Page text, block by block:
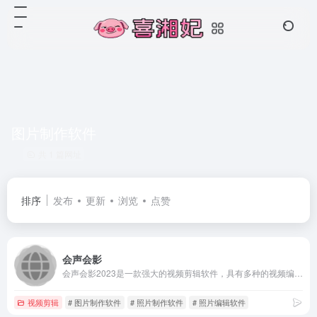
排序 发布 更新 浏览 点赞
会声会影
视频剪辑 # 图片制作软件 # 照片制作软件 # 照片编辑软件